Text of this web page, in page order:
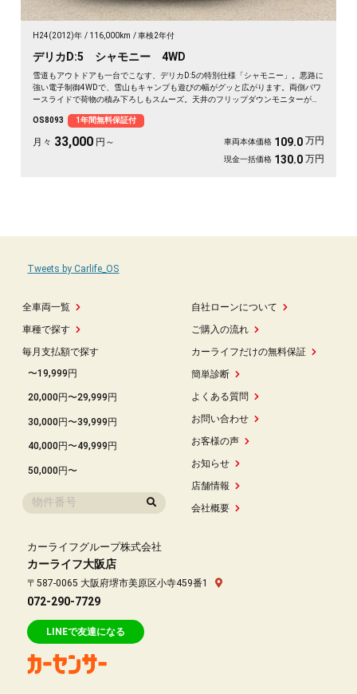
H24(2012)年 116,000km 車検2年付
デリカD:5 シャモニー 4WD
雪道もアウトドアも一台でこなす、デリカD:5の特別仕様「シャモニー」。悪路に
強い電子制御4WDで、雪山もキャンプも遊びの幅がグッと広がります。両側パワ
ースライドで荷物の積み下ろしもスムーズ。天井のフリップダウンモニターがあ
いた一台で、週末の遠出が待ち遠しくなりますよ。乗り込むほどに頼れる相棒に
💫🏔️🚗✌️《1年保証付》
OS8093 1年間無料保証付
月々 33,000 円～ 車両本体価格 109.0 万円
現金一括価格 130.0 万円
全車両一覧
車種で探す
毎月支払額で探す
〜19,999円
20,000円〜29,999円
30,000円〜39,999円
40,000円〜49,999円
50,000円〜
自社ローンについて
ご購入の流れ
カーライフだけの無料保証
簡単診断
よくある質問
お問い合わせ
お客様の声
お知らせ
店舗情報
会社概要
Tweets by Carlife_OS
カーライフグループ株式会社
カーライフ大阪店
〒587-0065 大阪府堺市美原区小寺459番1
072-290-7729
LINEで友達になる